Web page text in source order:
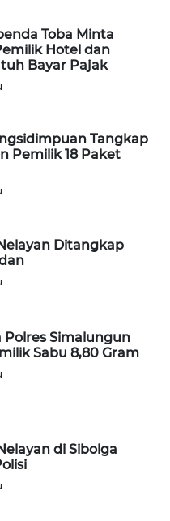
Toba Minta
Hotel dan
Bayar Pajak
Tangkap
Pemilik 18 Paket
Ditangkap
Polres Simalungun
Sabu 8,80 Gram
di Sibolga